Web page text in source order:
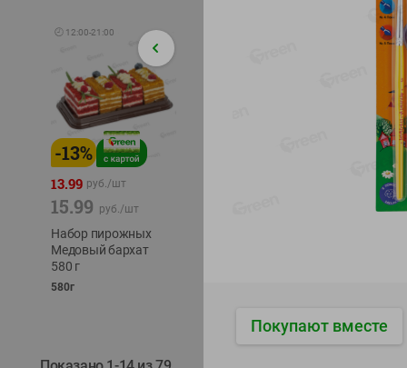
🕘 12:00-21:00
-13%
13.99 руб./шт
15.99 руб./шт
Набор пирожных
Медовый бархат
580 г
580г
24%
4.99
ТОФУ
Покупают вместе